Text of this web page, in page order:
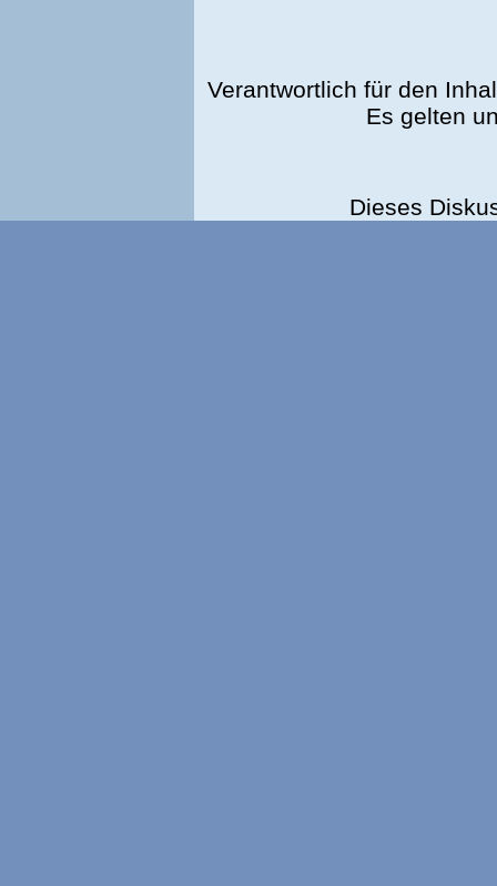
Verantwortlich für den
Es gelten
Dieses